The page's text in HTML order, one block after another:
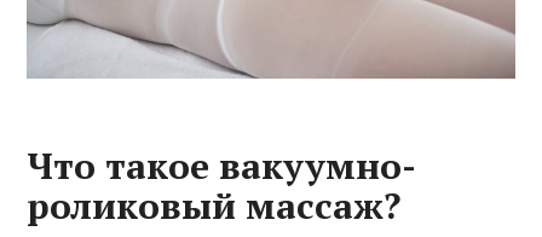
Что такое вакуумно-
роликовый массаж?